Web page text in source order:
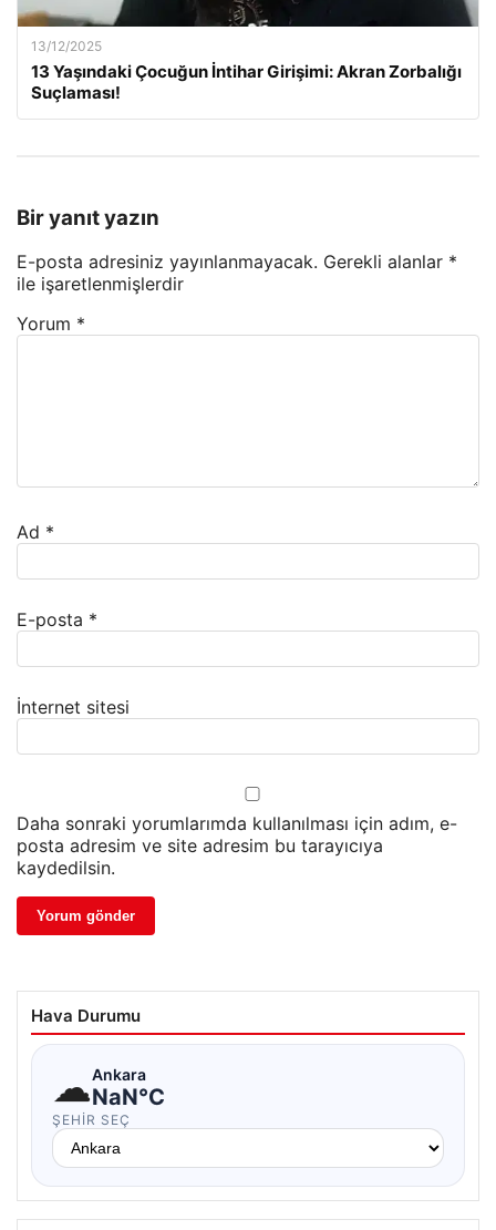
13/12/2025
13 Yaşındaki Çocuğun İntihar Girişimi: Akran Zorbalığı
Suçlaması!
Bir yanıt yazın
E-posta adresiniz yayınlanmayacak. Gerekli alanlar *
ile işaretlenmişlerdir
Yorum *
Ad *
E-posta *
İnternet sitesi
Daha sonraki yorumlarımda kullanılması için adım, e-
posta adresim ve site adresim bu tarayıcıya
kaydedilsin.
Hava Durumu
☁Ankara
NaN°C
ŞEHIR SEÇ